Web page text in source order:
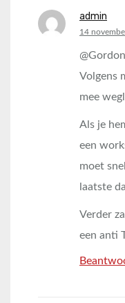
admin
says:
14
Volgens
mee
Als je
een
moet
laatste
Verder
een anti